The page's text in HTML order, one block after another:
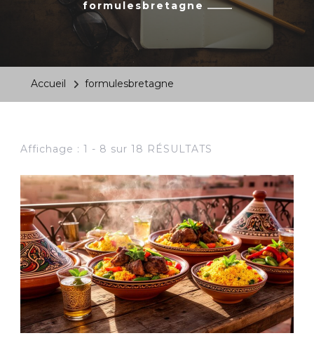
formulesbretagne
Accueil formulesbretagne
Affichage : 1 - 8 sur 18 RÉSULTATS